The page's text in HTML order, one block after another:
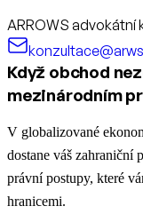
ARROWS advokátní
Když obchod
mezinárodním
V globalizované
dostane váš zahraniční
právní postupy, které
hranicemi.